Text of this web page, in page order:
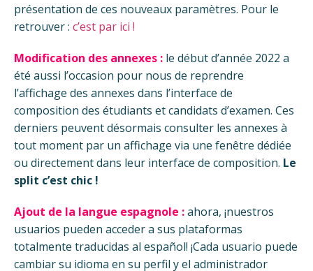
présentation de ces nouveaux paramètres. Pour le
retrouver : c’est par ici !
Modification des annexes : le début d’année 2022 a
été aussi l’occasion pour nous de reprendre
l’affichage des annexes dans l’interface de
composition des étudiants et candidats d’examen. Ces
derniers peuvent désormais consulter les annexes à
tout moment par un affichage via une fenêtre dédiée
ou directement dans leur interface de composition. Le
split c’est chic !
Ajout de la langue espagnole :ahora, ¡nuestros
usuarios pueden acceder a sus plataformas
totalmente traducidas al español! ¡Cada usuario puede
cambiar su idioma en su perfil y el administrador